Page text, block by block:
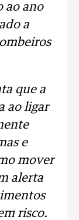
ao ano
a
que a
ao ligar
e
mover
alerta
risco.